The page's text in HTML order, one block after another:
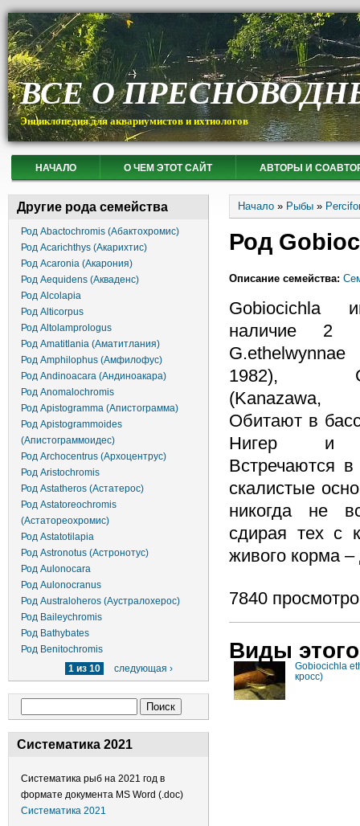
ВСЕ О
Энциклопедия для аквариумистов и ихтиологов
НАЧАЛО О ЧЕМ ЭТОТ САЙТ АВТОРЫ И
Другие рода семейства
Род Abactochromis (Абактохромис)
Род Acarichthys (Акарихтис)
Род Acaronia (Акарония)
Род Aequidens (Акваденс)
Род Alcolapia
Род Alticorpus
Род Altolamprologus
Род Amatitlania (Аматитлания)
Род Amphilophus (Амфилофус)
Род Andinoacara (Андиноакара)
Род Anomalochromis
Род Apistogramma (Апистограмма)
Род Apistogrammoides
(Апистограммоидес)
Род Archocentrus (Архоцентрус)
Род Aristochromis
Род Astatheros (Астатерос)
Род Astatoreochromis
(Астатореохромис)
Род Astatotilapia
Род Astronotus (Астронотус)
Род Aulonocara
Род Aulonocranus
Род Australoheros (Аустралохерос)
Род Baileychromis
Род Bathybates
Род Benitochromis
1 из 10
следующая ›
Систематика 2021
Систематика рыб на 2021 год в
формате документа MS Word (.doc)
Систематика 2021
Вы здесь
Начало » Рыбы »
Род
Описание семейства:
Gobiocichla
наличие 2
G.ethelwynnae
1982),
Обитают в
Нигер и
Встречаются
скалистые
никогда не
сдирая тех с
живого корма
7840
Виды
Gobiocichla
кросс)